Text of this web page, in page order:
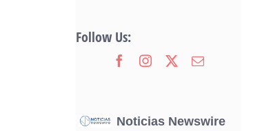
Follow Us:
Noticias Newswire